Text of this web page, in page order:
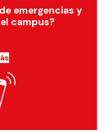
emergencias y
campus?